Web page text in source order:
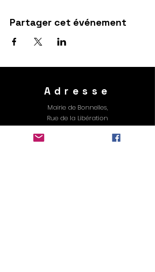
Partager cet événement
Adresse
Mairie de Bonnelles,
Rue de la Libération
78830 Bonnelles, France